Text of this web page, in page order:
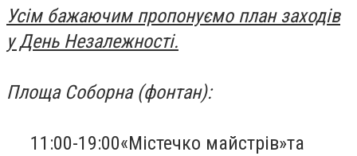
Усім бажаючим пропонуємо план заходів
у День Незалежності.
Площа Соборна (фонтан):
11:00-19:00«Містечко майстрів»та